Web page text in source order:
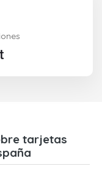
tarjetas